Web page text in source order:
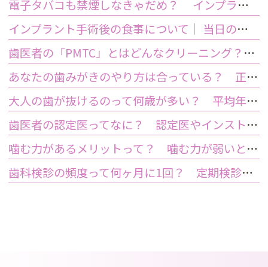
電子タバコも禁煙しなきゃだめ？ インプラント手術前後の喫煙が及ぼす影響とは？
インプラント手術後の食事について｜ 当日の注意点・いつから普通の食事ができる？
歯医者の「PMTC」とはどんなクリーニング？スケーリングとは何が違うの？
あなたの歯みがきのやり方は合っている？ 正しい歯みがき方法と間違った方法
大人の歯が抜けるのって何歳が多い？ 平均年齢と原因について
歯医者の認定医ってなに？ 認定医やインストラクターの資格を持つ歯医者のメリット
噛む力があるメリットって？ 噛む力が弱いとどうなるの？
歯科検診の頻度って何ヶ月に1回？ 定期検診って何するの？